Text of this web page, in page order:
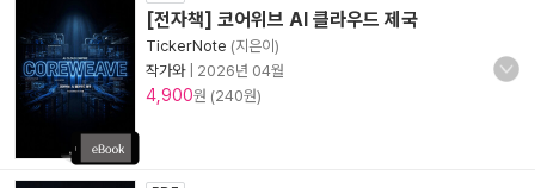
[전자책] 코어위브 AI 클라우드 제국
TickerNote (지은이)
작가와| 2026년 04월
4,900원 (240원)